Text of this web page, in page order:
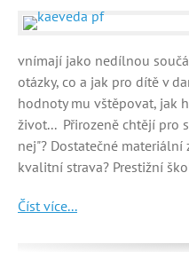
vnímají jako nedílnou
otázky, co a jak pro dítě v
hodnoty mu vštěpovat, jak
život... Přirozeně chtějí pro
nej"? Dostatečné materiální
kvalitní strava? Prestižní
Číst více...